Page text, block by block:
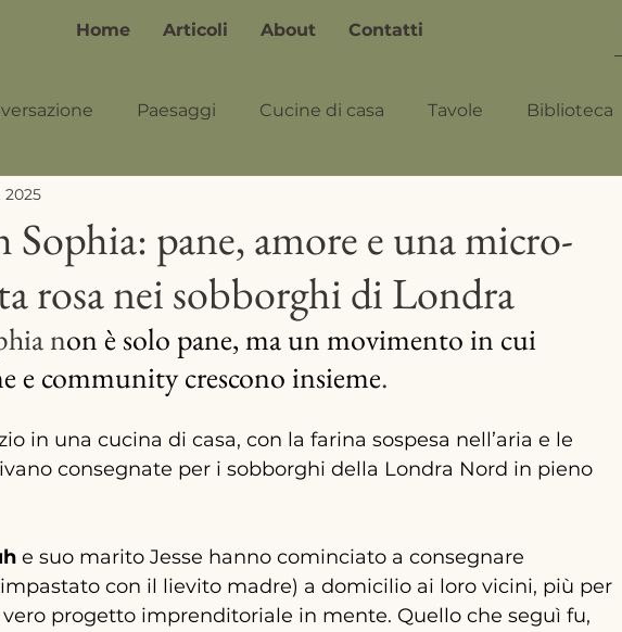
Home Articoli About Contatti
Paesaggi Cucine di casa Tavole Biblioteca
Sophia: pane, amore e una micro-
rosa nei sobborghi di Londra
2025
non è solo pane, ma un movimento in cui
e community crescono insieme.
in una cucina di casa, con la farina sospesa nell’aria e le
consegnate per i sobborghi della Londra Nord in pieno
e suo marito Jesse hanno cominciato a consegnare
con il lievito madre) a domicilio ai loro vicini, più per
progetto imprenditoriale in mente. Quello che seguì fu,